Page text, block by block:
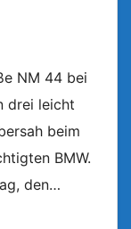
NM 44 bei
drei leicht
beim
BMW.
den…